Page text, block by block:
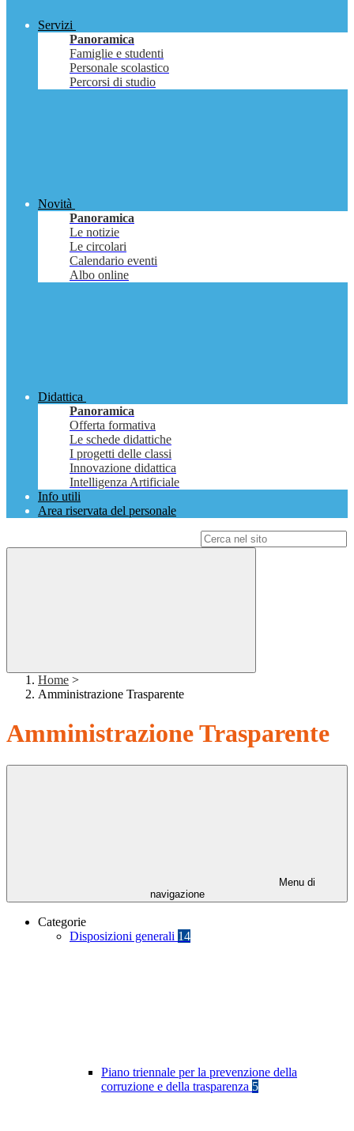
Servizi
Panoramica
Famiglie e studenti
Personale scolastico
Percorsi di studio
Novità
Panoramica
Le notizie
Le circolari
Calendario eventi
Albo online
Didattica
Panoramica
Offerta formativa
Le schede didattiche
I progetti delle classi
Innovazione didattica
Intelligenza Artificiale
Info utili
Area riservata del personale
Home >
Amministrazione Trasparente
Amministrazione Trasparente
Menu di
navigazione
Categorie
Disposizioni generali 14
Piano triennale per la prevenzione della
corruzione e della trasparenza 5